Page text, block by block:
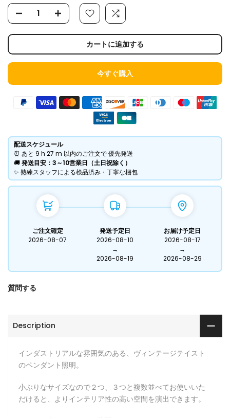
カートに追加する
今すぐ購入
配送スケジュール
⏰ あと 9 h 27 m 以内のご注文で 優先発送
​🚚発送目安：3～10営業日（土日祝除く）
​✨ 熟練スタッフによる検品済み・丁寧な梱包
ご注文確定
2026-08-07
発送予定日
2026-08-10
→
2026-08-19
お届け予定日
2026-08-17
→
2026-08-29
質問する
Description
インダストリアルな雰囲気のある、ヴィンテージテイスト
のペンダント照明。
小ぶりなサイズなので２つ、３つと複数並べてお使いいた
だけると、よりインテリア性の高い空間を演出できます。